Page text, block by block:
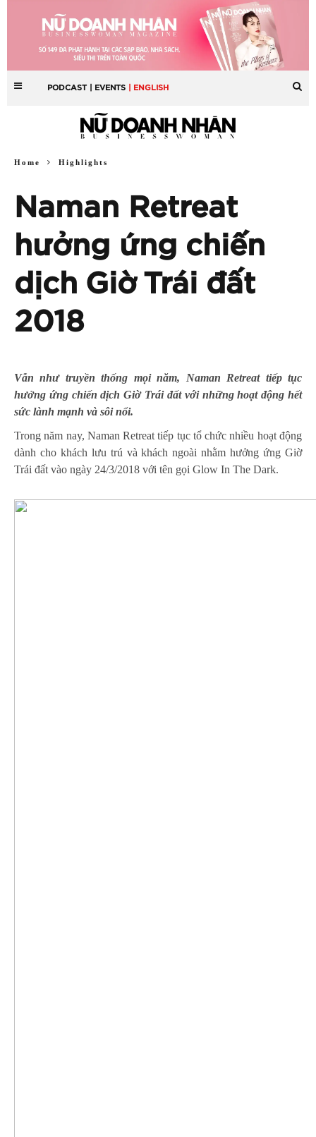
PODCAST | EVENTS | ENGLISH
Home Highlights
Naman Retreat
hưởng ứng chiến
dịch Giờ Trái đất
2018
Vẫn như truyền thống mọi năm, Naman Retreat tiếp tục
hưởng ứng chiến dịch Giờ Trái đất với những hoạt động hết
sức lành mạnh và sôi nổi.
Trong năm nay, Naman Retreat tiếp tục tổ chức nhiều hoạt động
dành cho khách lưu trú và khách ngoài nhằm hưởng ứng Giờ
Trái đất vào ngày 24/3/2018 với tên gọi Glow In The Dark.